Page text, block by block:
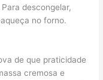
descongelar,
no forno.
de que praticidade
cremosa e